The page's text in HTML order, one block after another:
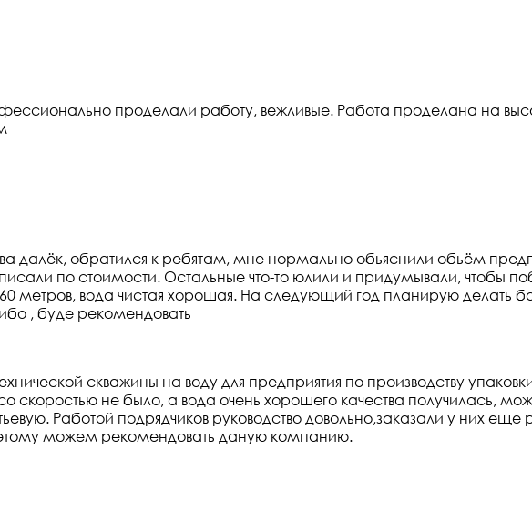
проделали работу, вежливые. Работа проделана на
далёк, обратился к ребятам, мне нормально обьяснили обьём
по стоимости. Остальные что-то юлили и придумывали, чтобы
метров, вода чистая хорошая. На следующий год планирую делать
, буде рекомендовать
скважины на воду для предприятия по производству
скоростью не было, а вода очень хорошего качества получилась,
Работой подрядчиков руководство довольно,заказали у них
можем рекомендовать даную компанию.